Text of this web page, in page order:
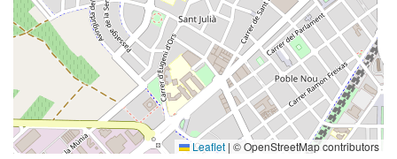
Leaflet | © OpenStreetMap contributors